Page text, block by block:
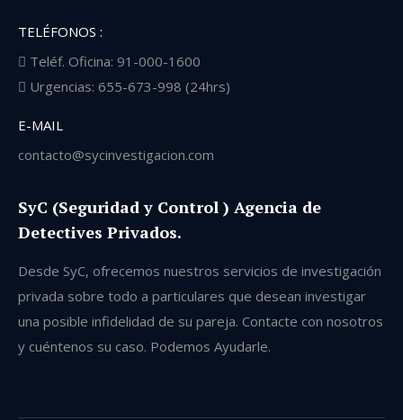
TELÉFONOS :
Teléf. Oficina: 91-000-1600
Urgencias: 655-673-998 (24hrs)
E-MAIL
contacto@sycinvestigacion.com
SyC (Seguridad y Control ) Agencia de
Detectives Privados.
Desde SyC, ofrecemos nuestros servicios de investigación
privada sobre todo a particulares que desean investigar
una posible infidelidad de su pareja. Contacte con nosotros
y cuéntenos su caso. Podemos Ayudarle.